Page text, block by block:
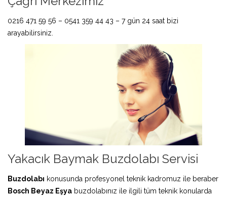
0216 471 59 56 – 0541 359 44 43 – 7 gün 24 saat bizi
arayabilirsiniz.
Yakacık Baymak Buzdolabı Servisi
Buzdolabı konusunda profesyonel teknik kadromuz ile beraber
Bosch Beyaz Eşya buzdolabınız ile ilgili tüm teknik konularda